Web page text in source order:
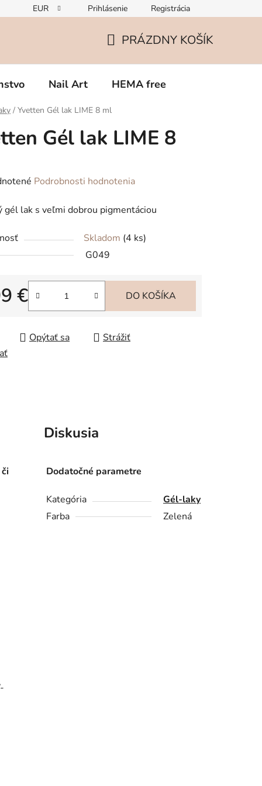
Zmena v zložení gélov – čo potrebujete vedieť o TPO
EUR Prihlásenie Registrácia
KOŠÍK
PRÁZDNY KOŠÍK
Nail Art HEMA free
/ Yvetten Gél lak LIME 8 ml
Gél lak LIME 8
Podrobnosti hodnotenia
gél lak s veľmi dobrou pigmentáciou
Skladom (4 ks)
G049
€
cena:
DO KOŠÍKA
Opýtať sa
Strážiť
Diskusia
Dodatočné parametre
Kategória
Gél-laky
Farba
Zelená